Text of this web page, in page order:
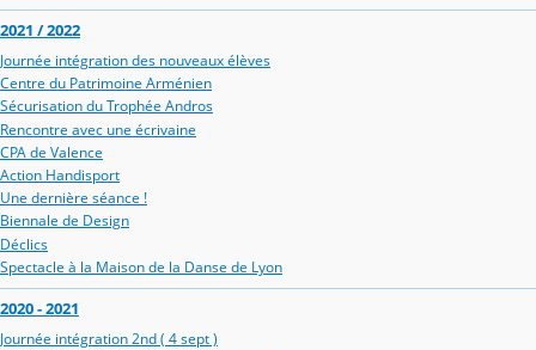
2021 / 2022
Journée intégration des nouveaux élèves
Centre du Patrimoine Arménien
Sécurisation du Trophée Andros
Rencontre avec une écrivaine
CPA de Valence
Action Handisport
Une dernière séance !
Biennale de Design
Déclics
Spectacle à la Maison de la Danse de Lyon
2020 - 2021
Journée intégration 2nd ( 4 sept )